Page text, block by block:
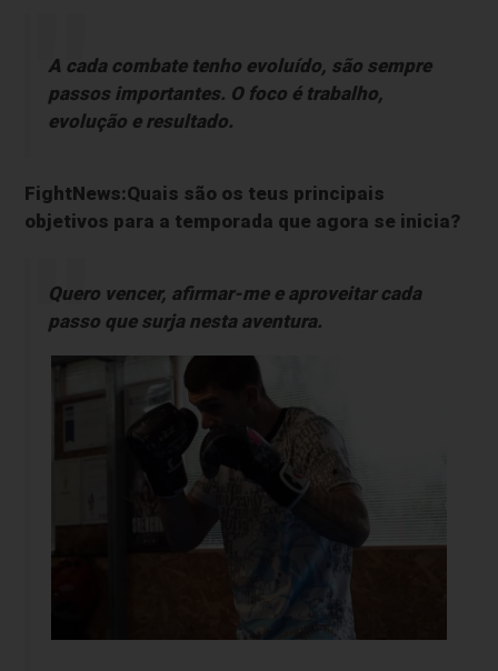
A cada combate tenho evoluído, são sempre
passos importantes. O foco é trabalho,
evolução e resultado.
FightNews:Quais são os teus principais
objetivos para a temporada que agora se inicia?
Quero vencer, afirmar-me e aproveitar cada
passo que surja nesta aventura.